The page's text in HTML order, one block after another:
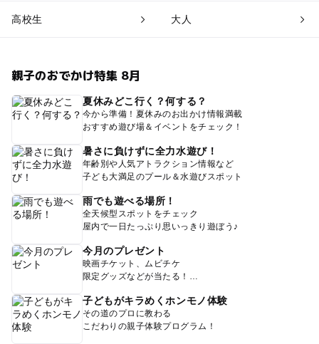
高校生 大人
親子のおでかけ特集 8月
夏休みどこ行く？何する？
今から準備！夏休みのお出かけ情報満載
おすすめ遊び場＆イベントをチェック！
暑さに負けずに全力水遊び！
年齢別や人気アトラクション情報など
子ども大満足のプール＆水遊びスポット
雨でも遊べる場所！
全天候型スポットをチェック
屋内で一日たっぷり思いっきり遊ぼう♪
今月のプレゼント
映画チケット、ムビチケ
限定グッズなどが当たる！
子どもがキラめくホンモノ体験
その道のプロに教わる
こだわりの親子体験プログラム！